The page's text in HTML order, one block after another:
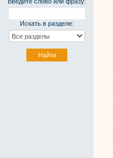
Искать в разделе: